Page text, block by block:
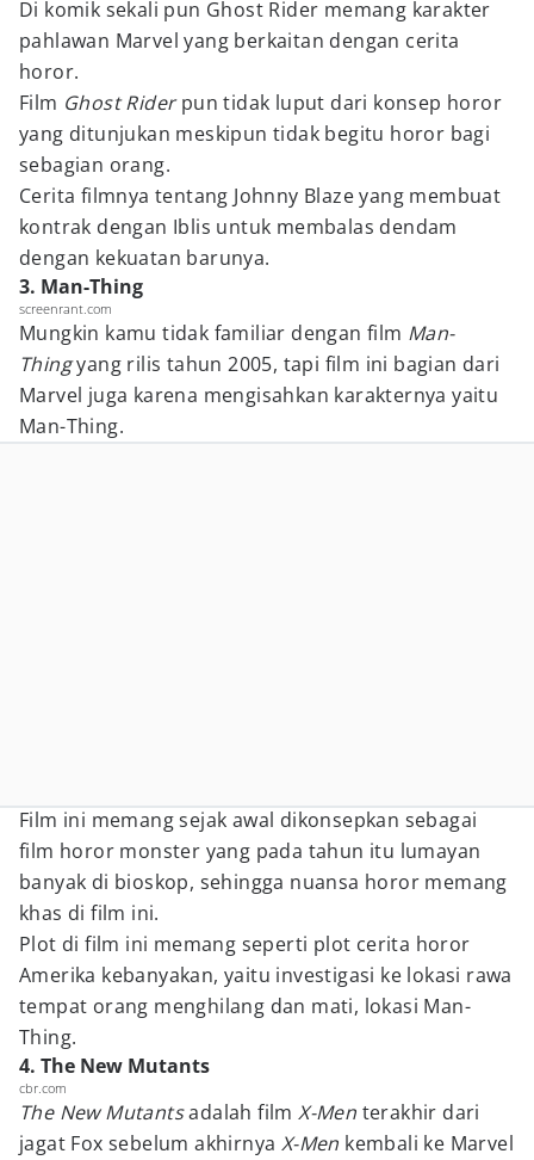
Di komik sekali pun Ghost Rider memang karakter
pahlawan Marvel yang berkaitan dengan cerita
horor.
Film Ghost Riderpun tidak luput dari konsep horor
yang ditunjukan meskipun tidak begitu horor bagi
sebagian orang.
Cerita filmnya tentang Johnny Blaze yang membuat
kontrak dengan Iblis untuk membalas dendam
dengan kekuatan barunya.
3. Man-Thing
screenrant.com
Mungkin kamu tidak familiar dengan film Man-
Thingyang rilis tahun 2005, tapi film ini bagian dari
Marvel juga karena mengisahkan karakternya yaitu
Man-Thing.
Film ini memang sejak awal dikonsepkan sebagai
film horor monster yang pada tahun itu lumayan
banyak di bioskop, sehingga nuansa horor memang
khas di film ini.
Plot di film ini memang seperti plot cerita horor
Amerika kebanyakan, yaitu investigasi ke lokasi rawa
tempat orang menghilang dan mati, lokasi Man-
Thing.
4. The New Mutants
cbr.com
The New Mutantsadalah filmX-Men terakhir dari
jagat Fox sebelum akhirnya X-Men kembali ke Marvel